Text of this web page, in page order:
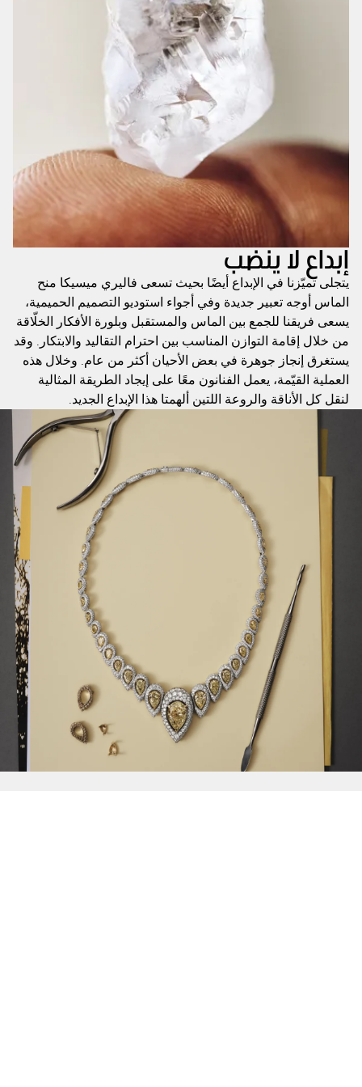
إبداع لا ينضب
يتجلى تميّزنا في الإبداع أيضًا بحيث تسعى فاليري ميسيكا منح
الماس أوجه تعبير جديدة وفي أجواء استوديو التصميم الحميمية،
يسعى فريقنا للجمع بين الماس والمستقبل وبلورة الأفكار الخلّاقة
من خلال إقامة التوازن المناسب بين احترام التقاليد والابتكار. وقد
يستغرق إنجاز جوهرة في بعض الأحيان أكثر من عام. وخلال هذه
العملية القيّمة، يعمل الفنانون معًا على إيجاد الطريقة المثالية
لنقل كل الأناقة والروعة اللتين ألهمتا هذا الإبداع الجديد.